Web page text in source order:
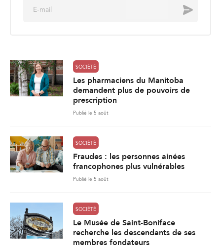
Envoyer
SOCIÉTÉ
Les pharmaciens du Manitoba
demandent plus de pouvoirs de
prescription
Publié le 5 août
SOCIÉTÉ
Fraudes : les personnes ainées
francophones plus vulnérables
Publié le 5 août
SOCIÉTÉ
Le Musée de Saint-Boniface
recherche les descendants de ses
membres fondateurs